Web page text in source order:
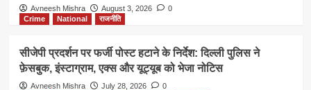
Avneesh Mishra August 3, 2026
0
Crime
National राजनीति
सीजेपी प्रदर्शन पर फर्जी पोस्ट हटाने के निर्देश: दिल्ली पुलिस ने
फ़ेसबुक, इंस्टाग्राम, एक्स और यूट्यूब को भेजा नोटिस
Avneesh Mishra July 28, 2026
0